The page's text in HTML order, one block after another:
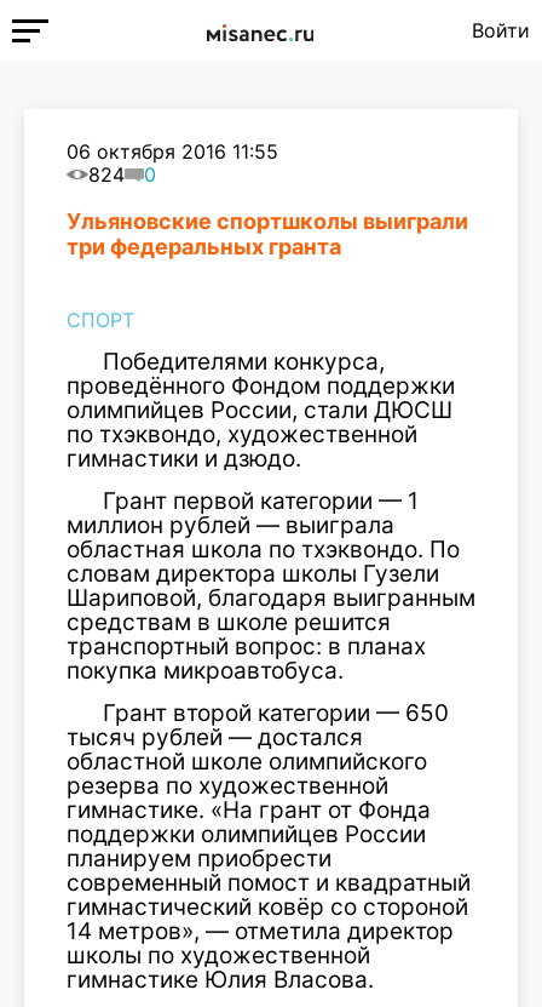
Войти
06 октября 2016 11:55
824
0
Ульяновские спортшколы выиграли
три федеральных гранта
СПОРТ
Победителями конкурса,
проведённого Фондом поддержки
олимпийцев России, стали ДЮСШ
по тхэквондо, художественной
гимнастики и дзюдо.
Грант первой категории — 1
миллион рублей — выиграла
областная школа по тхэквондо. По
словам директора школы Гузели
Шариповой, благодаря выигранным
средствам в школе решится
транспортный вопрос: в планах
покупка микроавтобуса.
Грант второй категории — 650
тысяч рублей — достался
областной школе олимпийского
резерва по художественной
гимнастике. «На грант от Фонда
поддержки олимпийцев России
планируем приобрести
современный помост и квадратный
гимнастический ковёр со стороной
14 метров», — отметила директор
школы по художественной
гимнастике Юлия Власова.